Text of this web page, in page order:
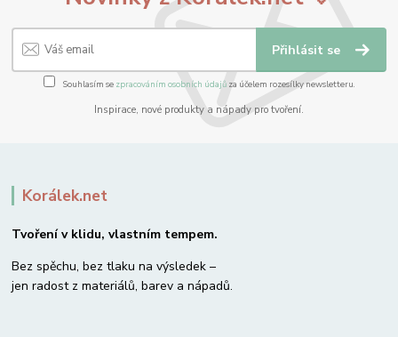
Přihlásit se
Souhlasím se zpracováním osobních údajůza účelem rozesílky newsletteru.
Inspirace, nové produkty a nápady pro tvoření.
Korálek.net
Tvoření v klidu, vlastním tempem.
Bez spěchu, bez tlaku na výsledek –
jen radost z materiálů, barev a nápadů.